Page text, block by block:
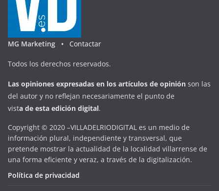
MG Marketing • Contactar
Todos los derechos reservados.
Las opiniones expresadas en los artículos de opinión son las
del autor y no reflejan necesariamente el punto de
vista de esta edición digital.
Copyright © 2020 –VILLADELRIODIGITAL es un medio de
información plural, independiente y transversal, que
pretende mostrar la actualidad de la localidad villarrense de
una forma eficiente y veraz, a través de la digitalización.
Política de privacidad